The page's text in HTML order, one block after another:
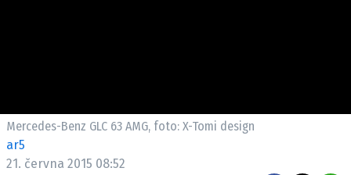
ELEKTRO
NOVINKY ZE SVĚTA EV
Mercedes-Benz GLC 63 AMG, foto: X-Tomi design
ar5
21. června 2015 08:52